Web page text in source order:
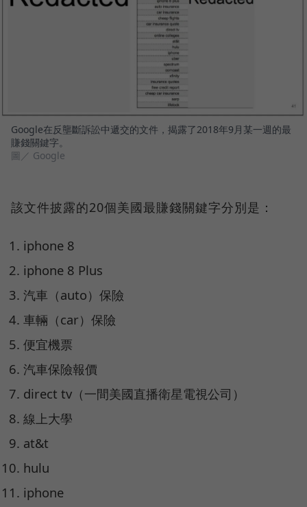
Google在反壟斷訴訟中遞交的文件，揭露了2018年9月某一週的最
賺錢關鍵字。
圖／ Google
該文件披露的20個美國最賺錢關鍵字分別是：
iphone 8
iphone 8 Plus
汽車（auto）保險
車輛（car）保險
便宜機票
汽車保險報價
direct tv（一間美國直播衛星電視公司）
線上大學
at&t
hulu
iphone